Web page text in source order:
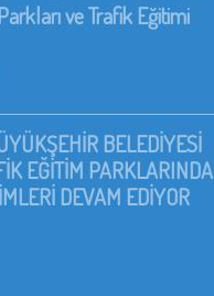
ve Trafik Eğitimi
BELEDİYESİ
EĞİTİM PARKLARINDA
DEVAM EDİYOR